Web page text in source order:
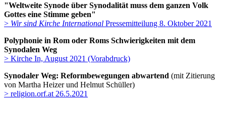
"Weltweite Synode über Synodalität muss dem ganzen Volk
Gottes eine Stimme geben"
> Wir sind Kirche International Pressemitteilung 8. Oktober 2021
Polyphonie in Rom oder Roms Schwierigkeiten mit dem
Synodalen Weg
> Kirche In, August 2021 (Vorabdruck)
Synodaler Weg: Reformbewegungen abwartend (mit Zitierung
von Martha Heizer und Helmut Schüller)
> religion.orf.at 26.5.2021